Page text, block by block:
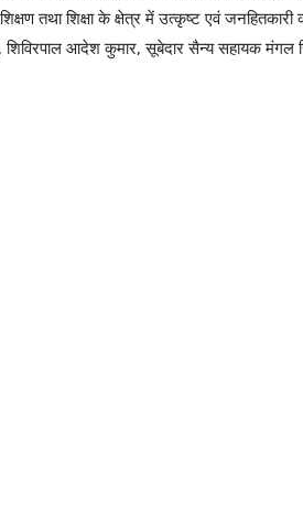
तथा शिक्षा के क्षेत्र में उत्कृष्ट एवं
शिविरपाल आदेश कुमार, सूबेदार सैन्य सहायक मंगल